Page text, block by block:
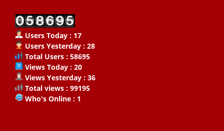
Users Today : 17
Users Yesterday : 28
Total Users : 58695
Views Today : 20
Views Yesterday : 36
Total views : 99195
Who's Online : 1